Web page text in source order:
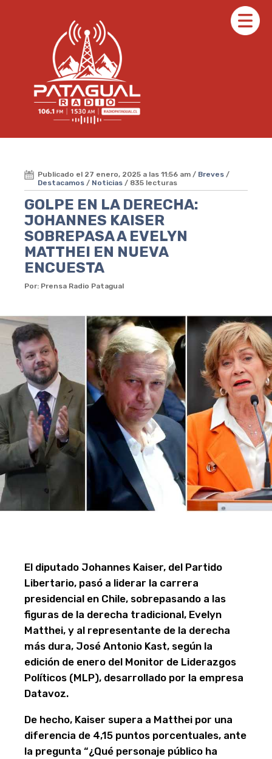
Publicado el 27 enero, 2025 a las 11:56 am / Breves /
Destacamos / Noticias / 835 lecturas
GOLPE EN LA DERECHA:
JOHANNES KAISER
SOBREPASA A EVELYN
MATTHEI EN NUEVA
ENCUESTA
Por: Prensa Radio Patagual
El diputado Johannes Kaiser, del Partido
Libertario, pasó a liderar la carrera
presidencial en Chile, sobrepasando a las
figuras de la derecha tradicional, Evelyn
Matthei, y al representante de la derecha
más dura, José Antonio Kast, según la
edición de enero del Monitor de Liderazgos
Políticos (MLP), desarrollado por la empresa
Datavoz.
De hecho, Kaiser supera a Matthei por una
diferencia de 4,15 puntos porcentuales, ante
la pregunta “¿Qué personaje público ha